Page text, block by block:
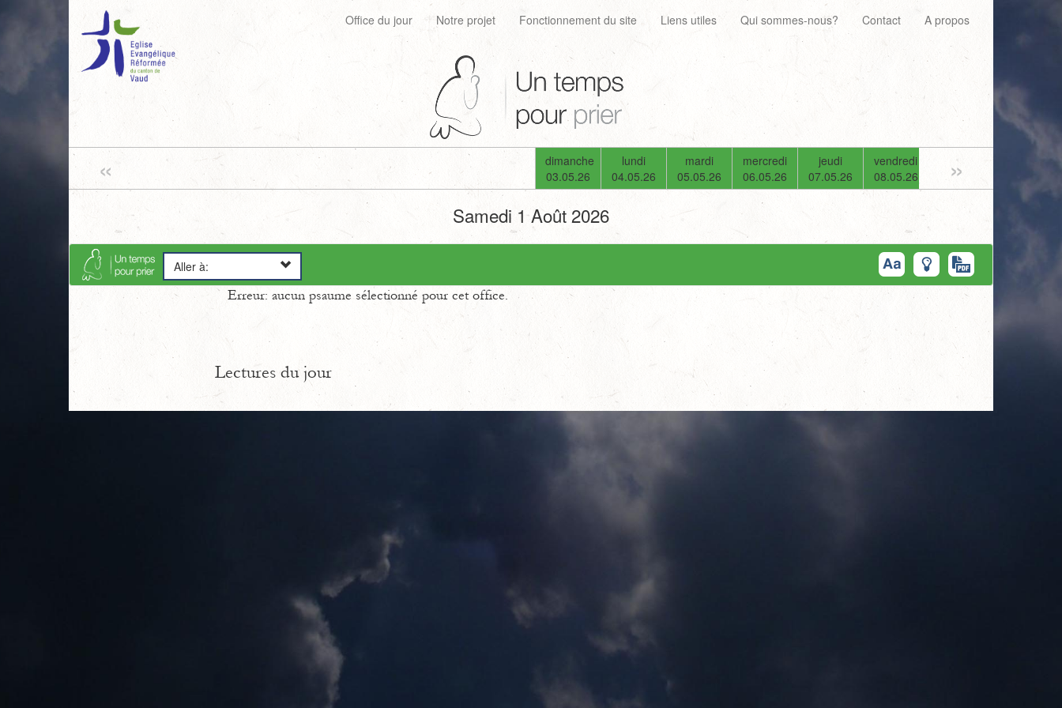
Office du jour Notre projet Fonctionnement du site Liens utiles Qui sommes-nous? Contact A propos
«
dimanche
03.05.26
lundi
04.05.26
mardi
05.05.26
mercredi
06.05.26
jeudi
07.05.26
vendredi
08.05.26
09.05.26
dimanche
»
Samedi 1 Août 2026
Aller à:
Erreur: aucun psaume sélectionné pour cet office.
Lectures du jour